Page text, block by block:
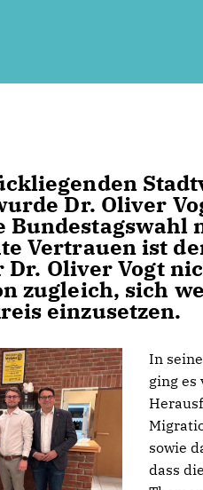
Dr. Oliver
Bundestagswahl
Vertrauen ist
Dr. Oliver Vogt
zugleich, sich
einzusetzen.
In
ging
sowie
dass